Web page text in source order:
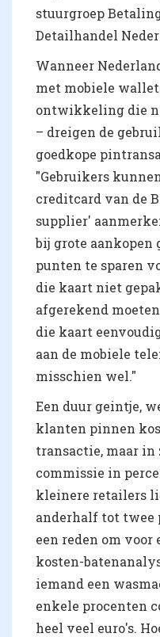
stuurgroep
Detailhandel
Wanneer
met mobiele
ontwikkeling die
– dreigen de
goedkope
"Gebruikers
creditcard van de
supplier'
bij grote aankopen
punten te sparen
die kaart niet
afgerekend
die kaart
aan de mobiele
misschien wel."
Een duur geintje,
klanten pinnen
transactie, maar
commissie in
kleinere retailers
anderhalf tot twee
een reden om voor
kosten-
iemand een
enkele procenten
heel veel euro's.